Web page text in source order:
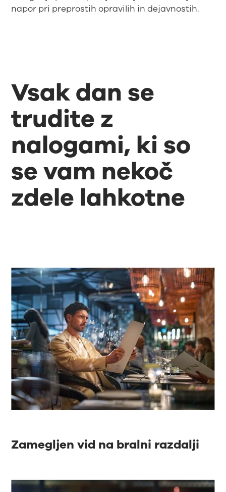
napor pri preprostih opravilih in dejavnostih.
Vsak dan se
trudite z
nalogami, ki so
se vam nekoč
zdele lahkotne
Zamegljen vid na bralni razdalji